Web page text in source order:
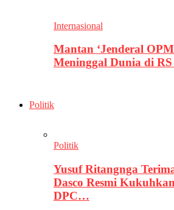
Internasional
Mantan ‘Jenderal
Meninggal Dunia di
Politik
Politik
Yusuf Ritangnga
Dasco Resmi
DPC…